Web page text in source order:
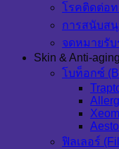
โรคติดต่อ
การสนับส
จดหมายรั
Skin & Anti-aging
โบท็อกซ์
ฟิลเลอร์